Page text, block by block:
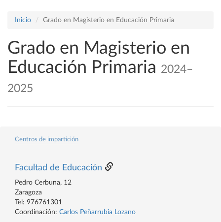
Inicio Grado en Magisterio en Educación Primaria
Grado en Magisterio en
Educación Primaria 2024–
2025
Centros de impartición
Facultad de Educación
Pedro Cerbuna, 12
Zaragoza
Tel: 976761301
Coordinación: Carlos Peñarrubia Lozano